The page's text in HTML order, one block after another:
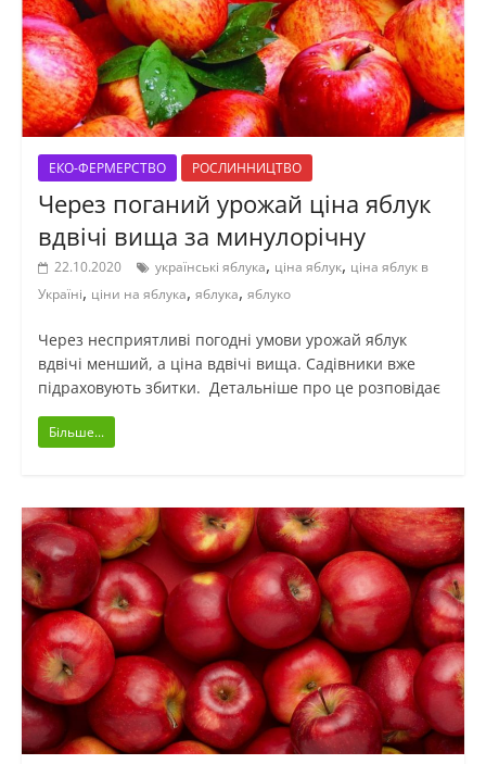
ЕКО-ФЕРМЕРСТВО РОСЛИННИЦТВО
Через поганий урожай ціна яблук
вдвічі вища за минулорічну
22.10.2020 українські яблука, ціна яблук, ціна яблук в
Україні, ціни на яблука, яблука, яблуко
Через несприятливі погодні умови урожай яблук
вдвічі менший, а ціна вдвічі вища. Садівники вже
підраховують збитки. Детальніше про це розповідає
Більше...